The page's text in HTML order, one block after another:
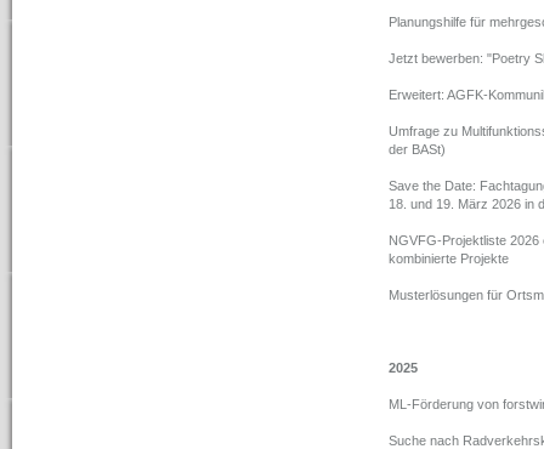
Planungshilfe für
Jetzt bewerben: "Poetry
Erweitert: AGFK-
Umfrage zu
der BASt)
Save the Date:
18. und 19. März 2026 in
NGVFG-Projektliste 2026
kombinierte Projekte
Musterlösungen für
2025
ML-Förderung von
Suche nach